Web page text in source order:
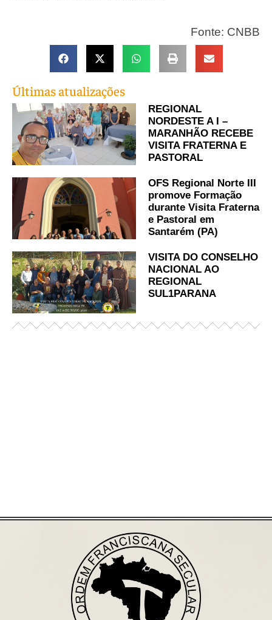
Fonte: CNBB
Últimas atualizações
REGIONAL
NORDESTE A I –
MARANHÃO RECEBE
VISITA FRATERNA E
PASTORAL
OFS Regional Norte III
promove Formação
durante Visita Fraterna
e Pastoral em
Santarém (PA)
VISITA DO CONSELHO
NACIONAL AO
REGIONAL
SUL1PARANA